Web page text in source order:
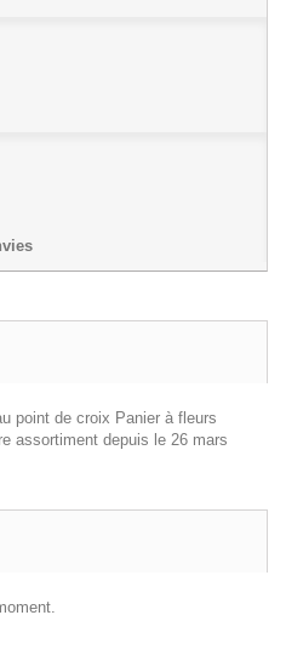
point de croix Panier à fleurs
assortiment depuis le 26 mars